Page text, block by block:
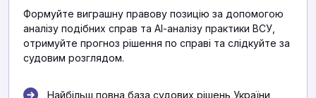
Формуйте виграшну правову позицію за допомогою
аналізу подібних справ та АІ-аналізу практики ВСУ,
отримуйте прогноз рішення по справі та слідкуйте за
судовим розглядом.
Найбільш повна база судових рішень України,